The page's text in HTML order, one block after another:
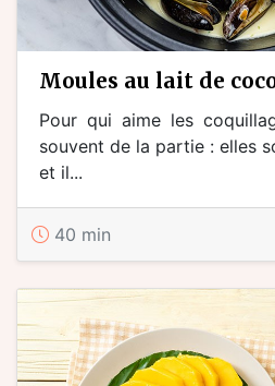
moules au lait de
Pour qui aime les
souvent de la partie : elles
et il...
40 min